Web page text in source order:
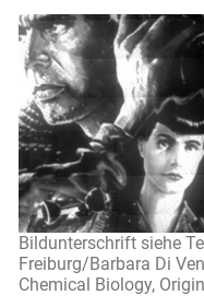
Bildunterschrift siehe
Freiburg/Barbara Di
Chemical Biology,